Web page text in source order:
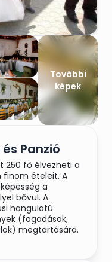
További
képek
Panzió
250 fő élvezheti a
finom ételeit. A
a
bővül. A
hangulatú
(fogadások,
megtartására.